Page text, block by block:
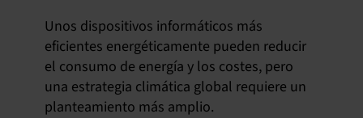
Unos dispositivos informáticos más
eficientes energéticamente pueden reducir
el consumo de energía y los costes, pero
una estrategia climática global requiere un
planteamiento más amplio.